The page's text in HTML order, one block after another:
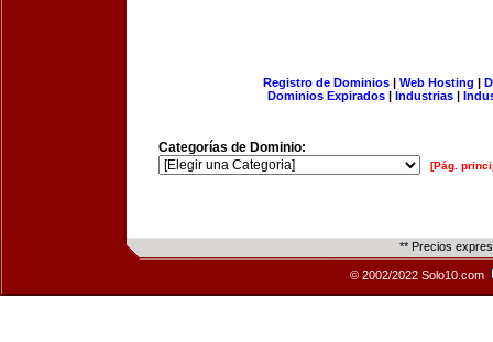
Registro de Dominios| Web Hosting |
Dominios Expirados | Industrias |
Categorías de Dominio:
[Pág.
** Precios
© 2002/2022 Solo10.com